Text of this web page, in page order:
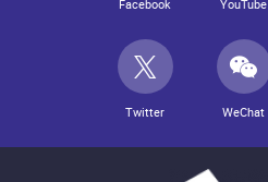
Facebook YouTube
Twitter WeChat